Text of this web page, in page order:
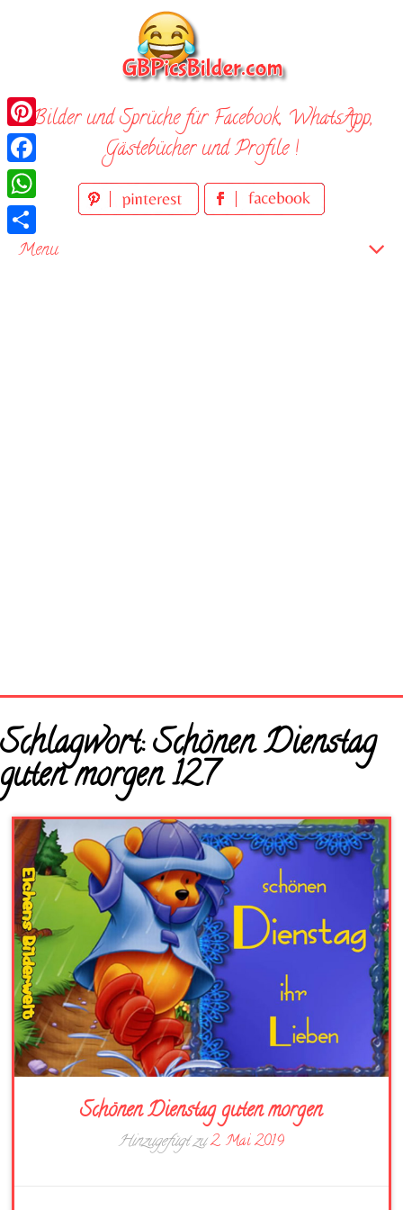
Bilder und Sprüche für Facebook, WhatsApp,
Gästebücher und Profile !
Menu
Startseite
Neue Bilder
Schlagwort:Schönen Dienstag
guten morgen 127
Schönen Dienstag guten morgen
Hinzugefügt zu2. Mai 2019
Pinterest
Facebook
WhatsApp
Teilen